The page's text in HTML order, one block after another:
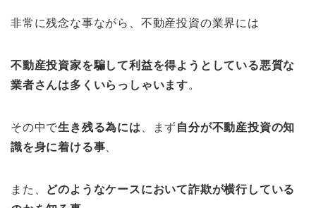
非常に残念な事ながら、不動産投資の業界には
不動産投資家を騙して利益を得ようとしている悪質な
業者さんは多くいらっしゃいます。
その中で生き残る為には 、まず自分が不動産投資の知
識を身に着ける事
また、 どのようなケースにおいて詐欺が横行している